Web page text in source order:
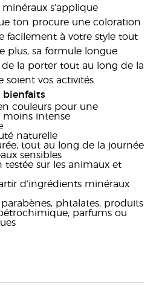
s’applique
ton procure une coloration
facilement à votre style tout
plus, sa formule longue
la porter tout au long de la
soient vos activités.
bienfaits
couleurs pour une
intense
naturelle
tout au long de la journée
sensibles
testée sur les animaux et
d’ingrédients minéraux
phtalates, produits
parfums ou